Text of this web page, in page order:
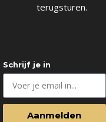
terugsturen.
Schrijf je in
Aanmelden